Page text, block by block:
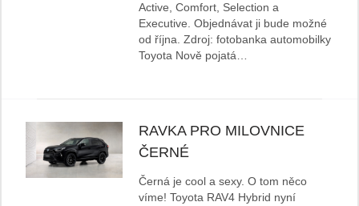
Active, Comfort, Selection a
Executive. Objednávat ji bude možné
od října. Zdroj: fotobanka automobilky
Toyota Nově pojatá…
RAVKA PRO MILOVNICE
ČERNÉ
Černá je cool a sexy. O tom něco
víme! Toyota RAV4 Hybrid nyní